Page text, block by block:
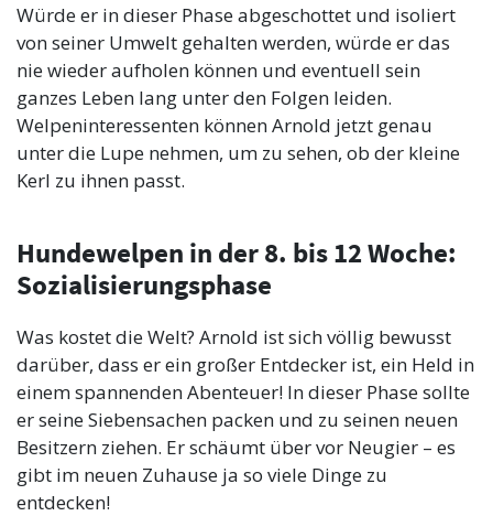
Würde er in dieser Phase abgeschottet und isoliert
von seiner Umwelt gehalten werden, würde er das
nie wieder aufholen können und eventuell sein
ganzes Leben lang unter den Folgen leiden.
Welpeninteressenten können Arnold jetzt genau
unter die Lupe nehmen, um zu sehen, ob der kleine
Kerl zu ihnen passt.
Hundewelpen in der 8. bis 12 Woche:
Sozialisierungsphase
Was kostet die Welt? Arnold ist sich völlig bewusst
darüber, dass er ein großer Entdecker ist, ein Held in
einem spannenden Abenteuer! In dieser Phase sollte
er seine Siebensachen packen und zu seinen neuen
Besitzern ziehen. Er schäumt über vor Neugier – es
gibt im neuen Zuhause ja so viele Dinge zu
entdecken!